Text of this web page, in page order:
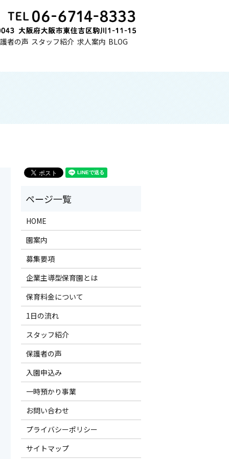
者の声 スタッフ紹介 求人案内 BLOG
HOME
園案内
募集要項
企業主導型保育園とは
保育料金について
1日の流れ
スタッフ紹介
保護者の声
入園申込み
一時預かり事業
お問い合わせ
プライバシーポリシー
サイトマップ